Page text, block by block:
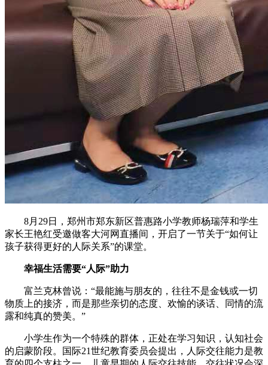
8月29日，郑州市郑东新区普惠路小学教师杨瑞萍和学生
家长王艳红受邀做客大河网直播间，开启了一节关于“如何让
孩子获得更好的人际关系”的课堂。
幸福生活需要“人际”助力
富兰克林曾说：“最能施与朋友的，往往不是金钱或一切
物质上的接济，而是那些亲切的态度、欢愉的谈话、同情的流
露和纯真的赞美。”
小学生作为一个特殊的群体，正处在学习知识，认知社会
的启蒙阶段。国际21世纪教育委员会提出，人际交往能力是教